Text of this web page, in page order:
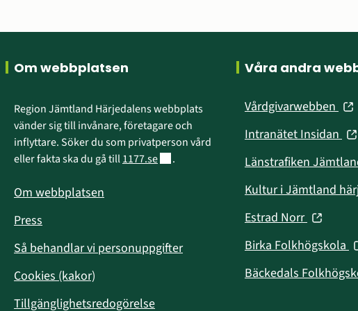
Sidfot
Om webbplatsen
Region Jämtland Härjedalens webbplats
vänder sig till invånare, företagare och
inflyttare. Söker du som privatperson vård
eller fakta ska du gå till 1177.seLänk till annan webbplats.
.
Om webbplatsen
Press
Så behandlar vi personuppgifter
Cookies (kakor)
Tillgänglighetsredogörelse
Våra andra
Vårdgivarwebben
nytt
Intranätet Insidan
Länstrafiken
Kultur i Jämtland
Estrad Norr (öppnas
nytt
fönster)
Birka Folkhögskola
Bäckedals